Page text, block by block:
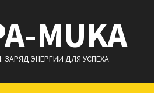
MUKA
ЗАРЯД ЭНЕРГИИ ДЛЯ УСПЕХА